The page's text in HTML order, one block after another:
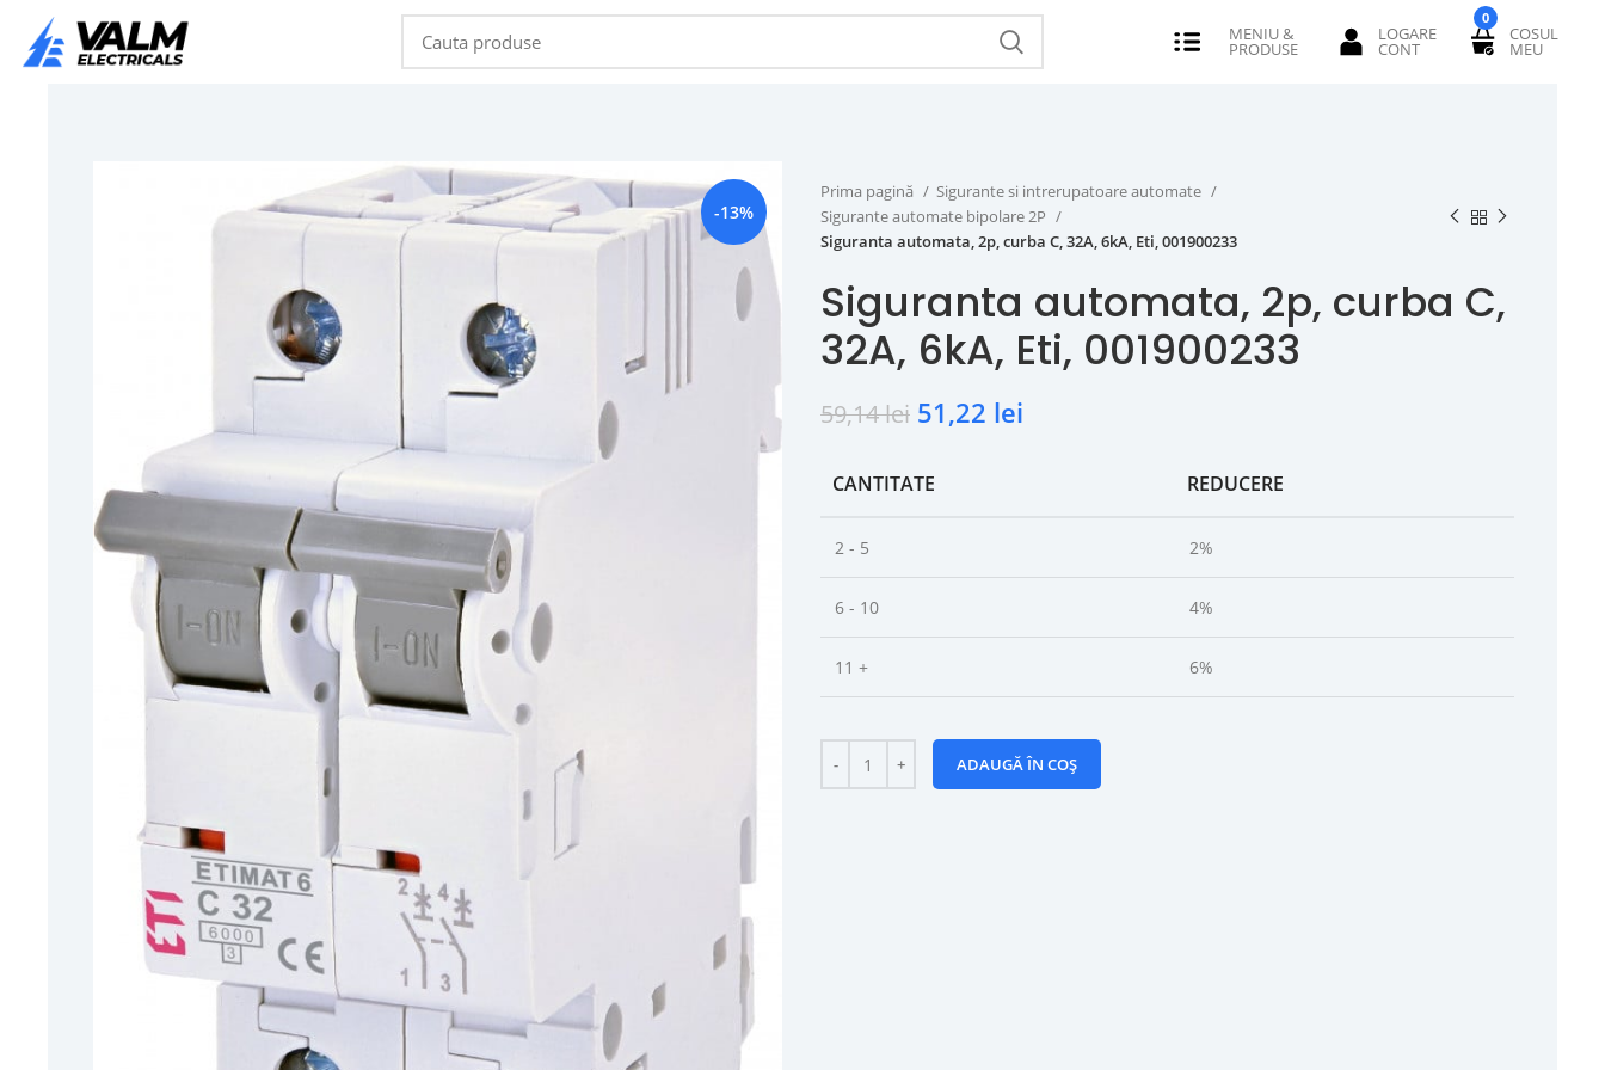
0
-13%
Prima pagină
Sigurante si intrerupatoare automate
Sigurante automate bipolare 2P
Siguranta automata, 2p, curba C, 32A, 6kA, Eti, 001900233
Siguranta automata, 2p, curba C,
32A, 6kA, Eti, 001900233
59,14lei 51,22 lei
CANTITATE REDUCERE
2 - 5 2%
6 - 10 4%
11 + 6%
ADAUGĂ ÎN COȘ